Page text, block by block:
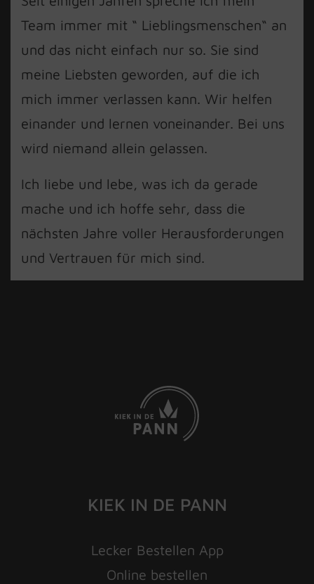
Team immer mit “ Lieblingsmenschen“ an
und das nicht einfach nur so. Sie sind
meine Liebsten geworden, auf die ich
mich immer verlassen kann. Wir helfen
einander und lernen voneinander. Bei uns
wird niemand allein gelassen.
Ich liebe und lebe, was ich da gerade
mache und ich hoffe sehr, dass die
nächsten Jahre voller Herausforderungen
und Vertrauen für mich sind.
KIEK IN DE PANN
Lecker Bestellen App
Online bestellen